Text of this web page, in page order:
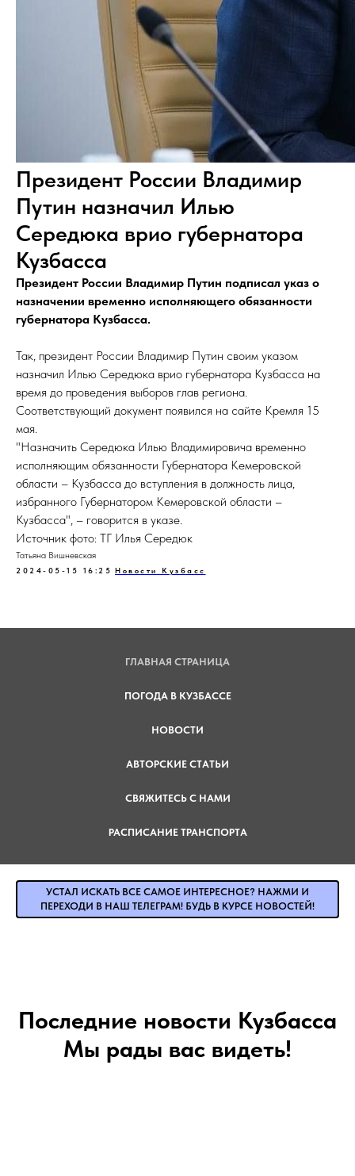
Президент России Владимир
Путин назначил Илью
Середюка врио губернатора
Кузбасса
Президент России Владимир Путин подписал указ о
назначении временно исполняющего обязанности
губернатора Кузбасса.
Так, президент России Владимир Путин своим указом
назначил Илью Середюка врио губернатора Кузбасса на
время до проведения выборов глав региона.
Соответствующий документ появился на сайте Кремля 15
мая.
"Назначить Середюка Илью Владимировича временно
исполняющим обязанности Губернатора Кемеровской
области – Кузбасса до вступления в должность лица,
избранного Губернатором Кемеровской области –
Кузбасса", – говорится в указе.
Источник фото: ТГ Илья Середюк
Татьяна Вишневская
2024-05-15 16:25 Новости Кузбасс
ГЛАВНАЯ СТРАНИЦА
ПОГОДА В КУЗБАССЕ
НОВОСТИ
АВТОРСКИЕ СТАТЬИ
СВЯЖИТЕСЬ С НАМИ
РАСПИСАНИЕ ТРАНСПОРТА
УСТАЛ ИСКАТЬ ВСЕ САМОЕ ИНТЕРЕСНОЕ? НАЖМИ И
ПЕРЕХОДИ В НАШ ТЕЛЕГРАМ! БУДЬ В КУРСЕ НОВОСТЕЙ!
Последние новости Кузбасса
Мы рады вас видеть!